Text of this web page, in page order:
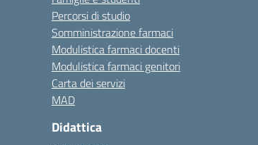
Percorsi di studio
Somministrazione farmaci
Modulistica farmaci docenti
Modulistica farmaci genitori
Carta dei servizi
MAD
Didattica